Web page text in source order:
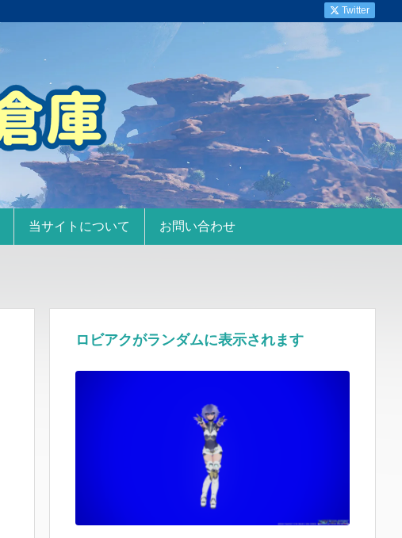
当サイトについて お問い合わせ
Twitter
ロビアクがランダムに表示されます